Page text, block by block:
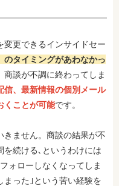
変更できるインサイドセー
のタイミングがあわなかっ
商談が不調に終わってしま
信、最新情報の個別メール
くことが可能です。
きません。商談の結果が不
続ける､というわけには
ォローしなくなってしま
まった｣という苦い経験を